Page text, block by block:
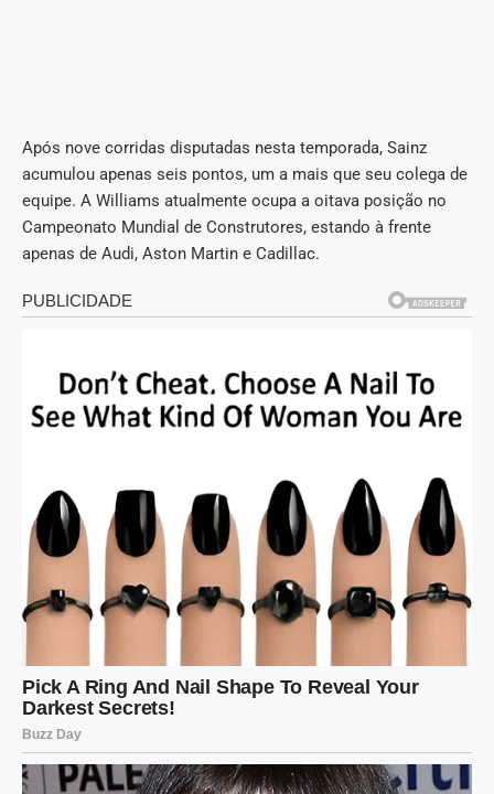
Após nove corridas disputadas nesta temporada, Sainz
acumulou apenas seis pontos, um a mais que seu colega de
equipe. A Williams atualmente ocupa a oitava posição no
Campeonato Mundial de Construtores, estando à frente
apenas de Audi, Aston Martin e Cadillac.